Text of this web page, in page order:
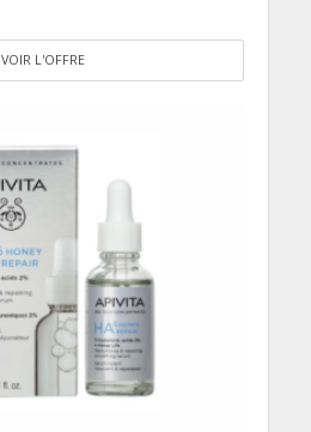
VOIR L'OFFRE